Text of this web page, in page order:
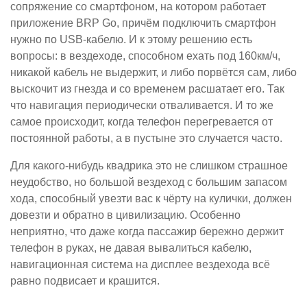
сопряжение со смартфоном, на котором работает
приложение BRP Go, причём подключить смартфон
нужно по USB-кабелю. И к этому решению есть
вопросы: в вездеходе, способном ехать под 160км/ч,
никакой кабель не выдержит, и либо порвётся сам, либо
выскочит из гнезда и со временем расшатает его. Так
что навигация периодически отваливается. И то же
самое происходит, когда телефон перегревается от
постоянной работы, а в пустыне это случается часто.
Для какого-нибудь квадрика это не слишком страшное
неудобство, но большой вездеход с большим запасом
хода, способный увезти вас к чёрту на кулички, должен
довезти и обратно в цивилизацию. Особенно
неприятно, что даже когда пассажир бережно держит
телефон в руках, не давая вывалиться кабелю,
навигационная система на дисплее вездехода всё
равно подвисает и крашится.